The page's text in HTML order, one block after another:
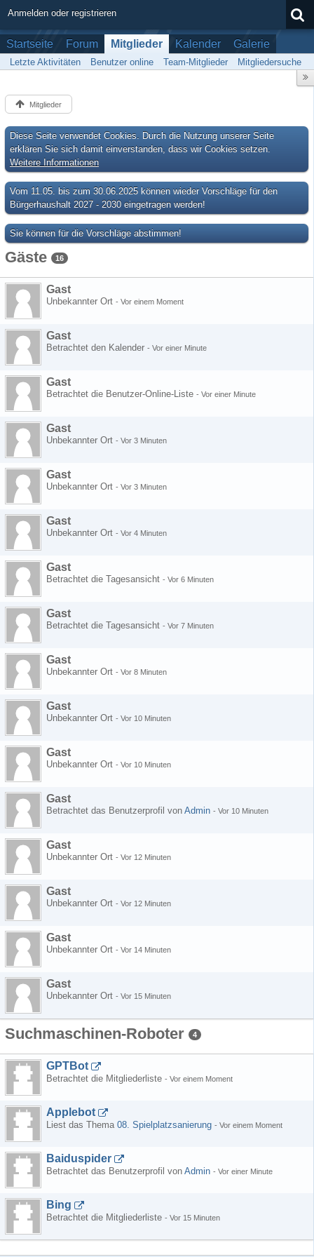
Anmelden oder registrieren
Startseite Forum Mitglieder Kalender Galerie
Letzte Aktivitäten Benutzer online Team-Mitglieder Mitgliedersuche
Mitglieder
Diese Seite verwendet Cookies. Durch die Nutzung unserer Seite
erklären Sie sich damit einverstanden, dass wir Cookies setzen.
Weitere Informationen
Vom 11.05. bis zum 30.06.2025 können wieder Vorschläge für den
Bürgerhaushalt 2027 - 2030 eingetragen werden!
Sie können für die Vorschläge abstimmen!
Gäste 16
Gast
Unbekannter Ort - Vor einem Moment
Gast
Betrachtet den Kalender - Vor einer Minute
Gast
Betrachtet die Benutzer-Online-Liste - Vor einer Minute
Gast
Unbekannter Ort - Vor 3 Minuten
Gast
Unbekannter Ort - Vor 3 Minuten
Gast
Unbekannter Ort - Vor 4 Minuten
Gast
Betrachtet die Tagesansicht - Vor 6 Minuten
Gast
Betrachtet die Tagesansicht - Vor 7 Minuten
Gast
Unbekannter Ort - Vor 8 Minuten
Gast
Unbekannter Ort - Vor 10 Minuten
Gast
Unbekannter Ort - Vor 10 Minuten
Gast
Betrachtet das Benutzerprofil von Admin - Vor 10 Minuten
Gast
Unbekannter Ort - Vor 12 Minuten
Gast
Unbekannter Ort - Vor 12 Minuten
Gast
Unbekannter Ort - Vor 14 Minuten
Gast
Unbekannter Ort - Vor 15 Minuten
Suchmaschinen-Roboter 4
GPTBot
Betrachtet die Mitgliederliste - Vor einem Moment
Applebot
Liest das Thema 08. Spielplatzsanierung - Vor einem Moment
Baiduspider
Betrachtet das Benutzerprofil von Admin - Vor einer Minute
Bing
Betrachtet die Mitgliederliste - Vor 15 Minuten